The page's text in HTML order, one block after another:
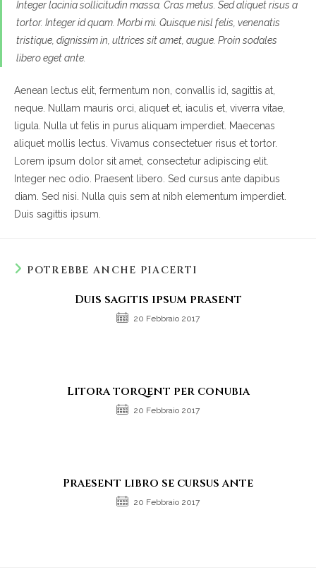
Integer lacinia sollicitudin massa. Cras metus. Sed aliquet risus a
tortor. Integer id quam. Morbi mi. Quisque nisl felis, venenatis
tristique, dignissim in, ultrices sit amet, augue. Proin sodales
libero eget ante.
Aenean lectus elit, fermentum non, convallis id, sagittis at,
neque. Nullam mauris orci, aliquet et, iaculis et, viverra vitae,
ligula. Nulla ut felis in purus aliquam imperdiet. Maecenas
aliquet mollis lectus. Vivamus consectetuer risus et tortor.
Lorem ipsum dolor sit amet, consectetur adipiscing elit.
Integer nec odio. Praesent libero. Sed cursus ante dapibus
diam. Sed nisi. Nulla quis sem at nibh elementum imperdiet.
Duis sagittis ipsum.
POTREBBE ANCHE PIACERTI
Duis sagitis ipsum prasent
20 Febbraio 2017
Litora torqent per conubia
20 Febbraio 2017
Praesent libro se cursus ante
20 Febbraio 2017